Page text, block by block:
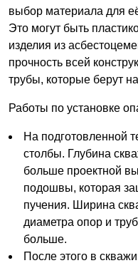
выбор материала для
Это могут быть
изделия из
прочность всей
трубы, которые берут
Работы по установке
На подготовленной
столбы. Глубина
больше проектной
подошвы, которая
пучения. Ширина
диаметра опор и
больше.
После этого в